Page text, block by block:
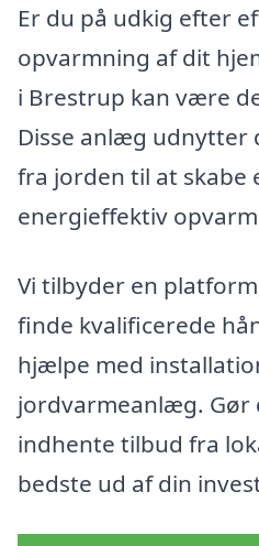
Er du på udkig efter
opvarmning af dit
i Brestrup kan være
Disse anlæg udnytter
fra jorden til at skabe
energieffektiv
Vi tilbyder en
finde kvalificerede
hjælpe med
jordvarmeanlæg. Gør
indhente tilbud fra
bedste ud af din